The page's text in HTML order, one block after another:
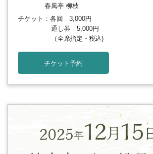
春風亭 柳枝
チケット：各回 3,000円
通し券 5,000円
（全席指定・税込)
チケット予約